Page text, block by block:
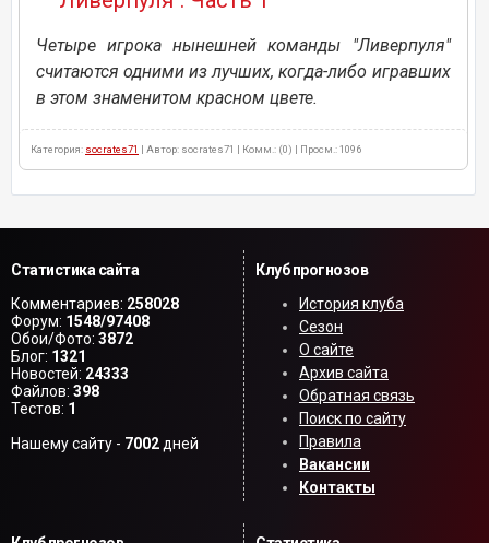
Четыре игрока нынешней команды "Ливерпуля"
считаются одними из лучших, когда-либо игравших
в этом знаменитом красном цвете.
Категория: socrates71 | Автор: socrates71 | Комм.: (0) | Просм.: 1096
Статистика сайта
Комментариев: 258028
Форум: 1548/97408
Обои/Фото: 3872
Блог: 1321
Новостей: 24333
Файлов: 398
Тестов: 1
Нашему сайту - 7002 дней
Клуб прогнозов
История клуба
Сезон
О сайте
Архив сайта
Обратная связь
Поиск по сайту
Правила
Вакансии
Контакты